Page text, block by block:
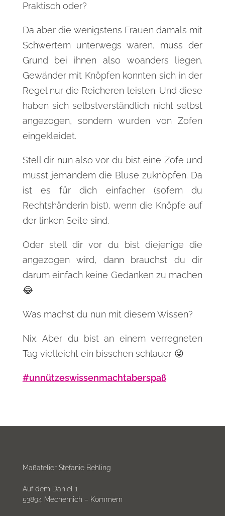
Praktisch oder?
Da aber die wenigstens Frauen damals mit
Schwertern unterwegs waren, muss der
Grund bei ihnen also woanders liegen.
Gewänder mit Knöpfen konnten sich in der
Regel nur die Reicheren leisten. Und diese
haben sich selbstverständlich nicht selbst
angezogen, sondern wurden von Zofen
eingekleidet.
Stell dir nun also vor du bist eine Zofe und
musst jemandem die Bluse zuknöpfen. Da
ist es für dich einfacher (sofern du
Rechtshänderin bist), wenn die Knöpfe auf
der linken Seite sind.
Oder stell dir vor du bist diejenige die
angezogen wird, dann brauchst du dir
darum einfach keine Gedanken zu machen
😂
Was machst du nun mit diesem Wissen?
Nix. Aber du bist an einem verregneten
Tag vielleicht ein bisschen schlauer 😜
#unnützeswissenmachtaberspaß
Maßatelier Stefanie Behling
Auf dem Daniel 1
53894 Mechernich – Kommern